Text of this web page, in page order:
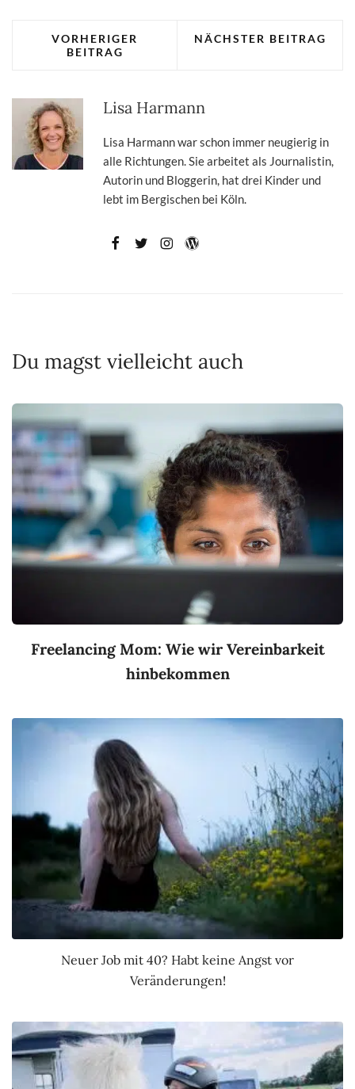
VORHERIGER
BEITRAG
NÄCHSTER BEITRAG
Lisa Harmann
Lisa Harmann war schon immer neugierig in
alle Richtungen. Sie arbeitet als Journalistin,
Autorin und Bloggerin, hat drei Kinder und
lebt im Bergischen bei Köln.
Du magst vielleicht auch
Freelancing Mom: Wie wir Vereinbarkeit
hinbekommen
Neuer Job mit 40? Habt keine Angst vor
Veränderungen!